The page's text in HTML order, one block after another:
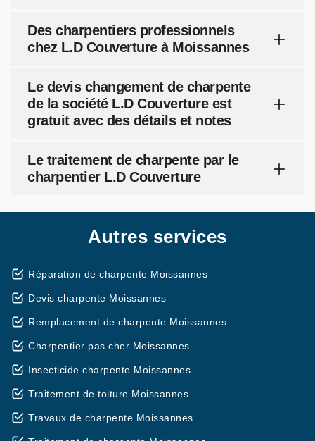
Des charpentiers professionnels
chez L.D Couverture à Moissannes
Le devis changement de charpente
de la société L.D Couverture est
gratuit avec des détails et notes
Le traitement de charpente par le
charpentier L.D Couverture
Autres services
Réparation de charpente Moissannes
Devis charpente Moissannes
Remplacement de charpente Moissannes
Charpentier pas cher Moissannes
Insecticide charpente Moissannes
Traitement de toiture Moissannes
Travaux de charpente Moissannes